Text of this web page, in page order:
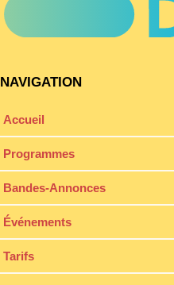
NAVIGATION
Accueil
Programmes
Bandes-Annonces
Événements
Tarifs